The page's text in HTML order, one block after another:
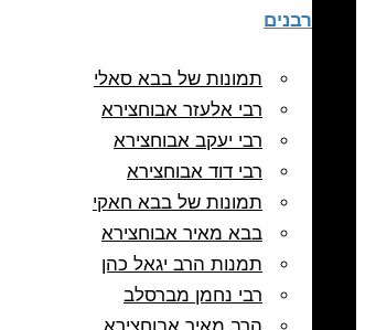
רבנים
תמונות של בבא סאלי
רבי אלעזר אבוחצירא
רבי יעקב אבוחצירא
רבי דוד אבוחצירא
תמונות של בבא חאקי
בבא מאיר אבוחצירא
תמנות הרב יגאל כהן
רבי נחמן מברסלב